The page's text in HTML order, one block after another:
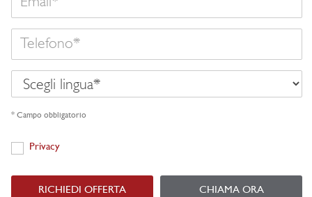
Telefono
Scegli
lingua
* Campo obbligatorio
Privacy
Privacy
RICHIEDI OFFERTA CHIAMA ORA